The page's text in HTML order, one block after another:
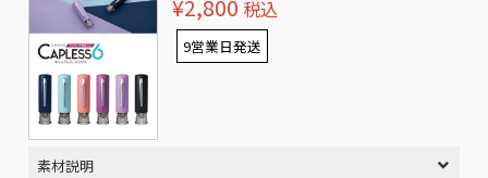
¥2,800 税込
9営業日発送
素材説明